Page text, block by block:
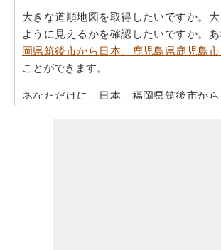
大きな道順地図を取得したいですか。
ように見えるかを確認したいですか。
岡県筑後市から日本、鹿児島県鹿児島
ことができます。
あなただけに、日本、福岡県筑後市か